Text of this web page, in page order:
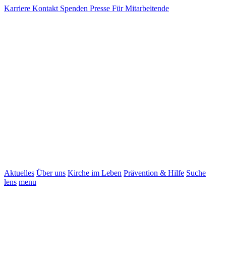
Karriere Kontakt Spenden Presse Für Mitarbeitende
Aktuelles Über uns Kirche im Leben Prävention & Hilfe Suche
lens menu